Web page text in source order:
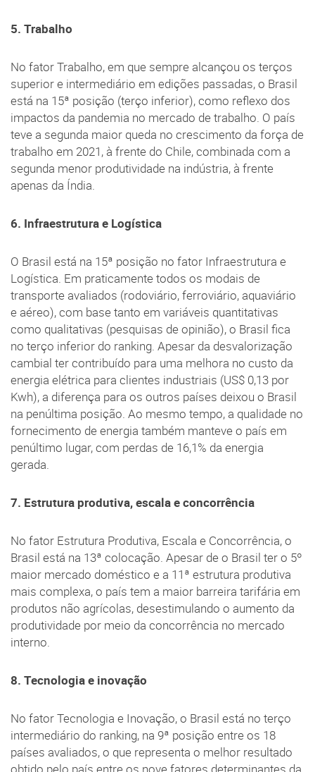
5. Trabalho
No fator Trabalho, em que sempre alcançou os terços
superior e intermediário em edições passadas, o Brasil
está na 15ª posição (terço inferior), como reflexo dos
impactos da pandemia no mercado de trabalho. O país
teve a segunda maior queda no crescimento da força de
trabalho em 2021, à frente do Chile, combinada com a
segunda menor produtividade na indústria, à frente
apenas da Índia.
6. Infraestrutura e Logística
O Brasil está na 15ª posição no fator Infraestrutura e
Logística. Em praticamente todos os modais de
transporte avaliados (rodoviário, ferroviário, aquaviário
e aéreo), com base tanto em variáveis quantitativas
como qualitativas (pesquisas de opinião), o Brasil fica
no terço inferior do ranking. Apesar da desvalorização
cambial ter contribuído para uma melhora no custo da
energia elétrica para clientes industriais (US$ 0,13 por
Kwh), a diferença para os outros países deixou o Brasil
na penúltima posição. Ao mesmo tempo, a qualidade no
fornecimento de energia também manteve o país em
penúltimo lugar, com perdas de 16,1% da energia
gerada.
7. Estrutura produtiva, escala e concorrência
No fator Estrutura Produtiva, Escala e Concorrência, o
Brasil está na 13ª colocação. Apesar de o Brasil ter o 5º
maior mercado doméstico e a 11ª estrutura produtiva
mais complexa, o país tem a maior barreira tarifária em
produtos não agrícolas, desestimulando o aumento da
produtividade por meio da concorrência no mercado
interno.
8. Tecnologia e inovação
No fator Tecnologia e Inovação, o Brasil está no terço
intermediário do ranking, na 9ª posição entre os 18
países avaliados, o que representa o melhor resultado